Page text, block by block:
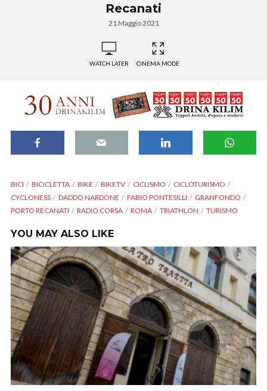
Recanati
21 Maggio 2021
WATCH LATER CINEMA MODE
BICI BICICLETTA BIKE BIKETV CICLISMO
CICLOTURISMO
CYCLONESS
DADDO NARDONE FABIO PONTESILLI
GRANFONDO
PORTO RECANATI
RADIO CORSA ROMA TRIATHLON TURISMO
YOU MAY ALSO LIKE